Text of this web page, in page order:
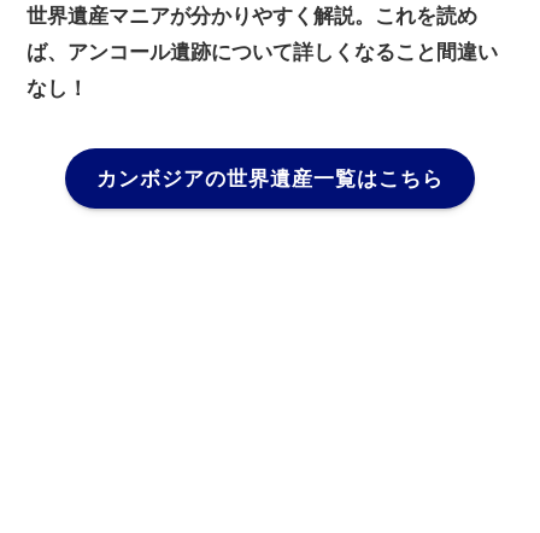
世界遺産マニアが分かりやすく解説。これを読め
ば、アンコール遺跡について詳しくなること間違い
なし！
カンボジアの世界遺産一覧はこちら